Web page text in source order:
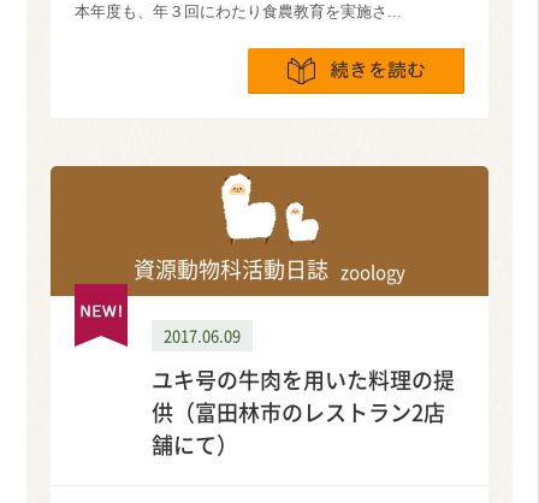
本年度も、年３回にわたり食農教育を実施さ...
資源動物科活動日誌 zoology
2017.06.09
ユキ号の牛肉を用いた料理の提
供（富田林市のレストラン2店
舗にて）